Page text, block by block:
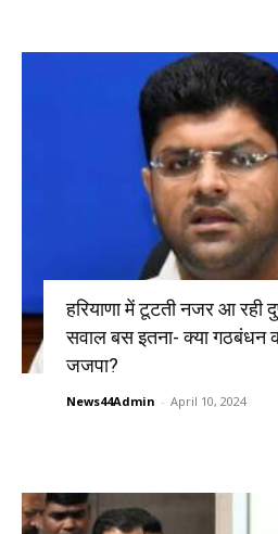
हरियाणा में टूटती नजर आ रही
सवाल बस इतना- क्या गठबंधन
जजपा?
News44Admin - April 10, 2024